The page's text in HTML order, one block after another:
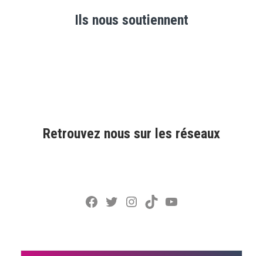
Ils nous soutiennent
Retrouvez nous sur les réseaux
Facebook
Twitter
Instagram
TikTokYouTube